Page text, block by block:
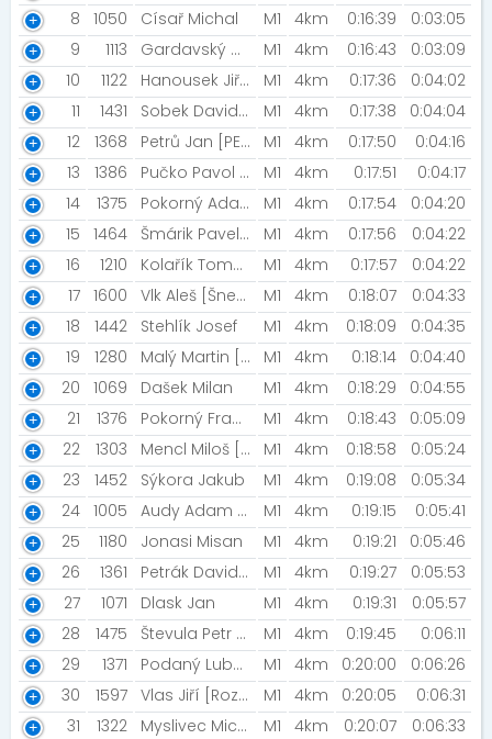
8
1050 Císař Michal M1 4km 0:16:39
0:03:05
9
1113 Gardavský Martin [Výherní] M1 4km 0:16:43
0:03:09
10
1122 Hanousek Jiří [Road racing Podorlicko] M1 4km 0:17:36
0:04:02
11
1431 Sobek David [AKEZ Kopřivnice] M1 4km 0:17:38
0:04:04
12
1368 Petrů Jan [PENTA GYM] M1 4km 0:17:50
0:04:16
13
1386 Pučko Pavol [Czech Flat Track ] M1 4km 0:17:51
0:04:17
14
1375 Pokorný Adam M1 4km 0:17:54
0:04:20
15
1464 Šmárik Pavel [Šneci v běhu] M1 4km 0:17:56
0:04:22
16
1210 Kolařík Tomáš [Czech Flat Track racing] M1 4km 0:17:57
0:04:22
17 1600 Vlk Aleš [Šneci v běhu] M1 4km 0:18:07
0:04:33
18
1442 Stehlík Josef M1 4km 0:18:09
0:04:35
19
1280 Malý Martin [TJ Sokol Královské Vinohrady] M1 4km 0:18:14
0:04:40
20
1069 Dašek Milan M1 4km 0:18:29
0:04:55
21
1376 Pokorný František M1 4km 0:18:43
0:05:09
22
1303 Mencl Miloš [Night Run Team] M1 4km 0:18:58
0:05:24
23
1452 Sýkora Jakub M1 4km 0:19:08
0:05:34
24 1005 Audy Adam [RS] M1 4km 0:19:15
0:05:41
25
1180 Jonasi Misan M1 4km 0:19:21
0:05:46
26
1361 Petrák David [běžím za šneci v běhu ] M1 4km 0:19:27
0:05:53
27
1071 Dlask Jan M1 4km 0:19:31
0:05:57
28
1475 Števula Petr [Vavarovi] M1 4km 0:19:45
0:06:11
29
1371 Podaný Lubomír [VaNDaL team] M1 4km 0:20:00
0:06:26
30
1597 Vlas Jiří [Rozběháme Česko] M1 4km 0:20:05
0:06:31
31
1322 Myslivec Michal [ŠBV] M1 4km 0:20:07
0:06:33